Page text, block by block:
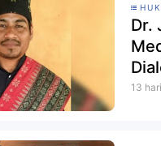
Dr.
13